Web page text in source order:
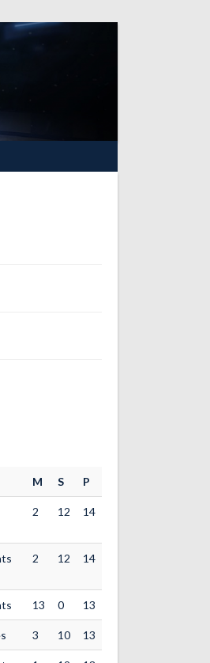
M S P
2 12 14
2 12 14
13 0 13
3 10 13